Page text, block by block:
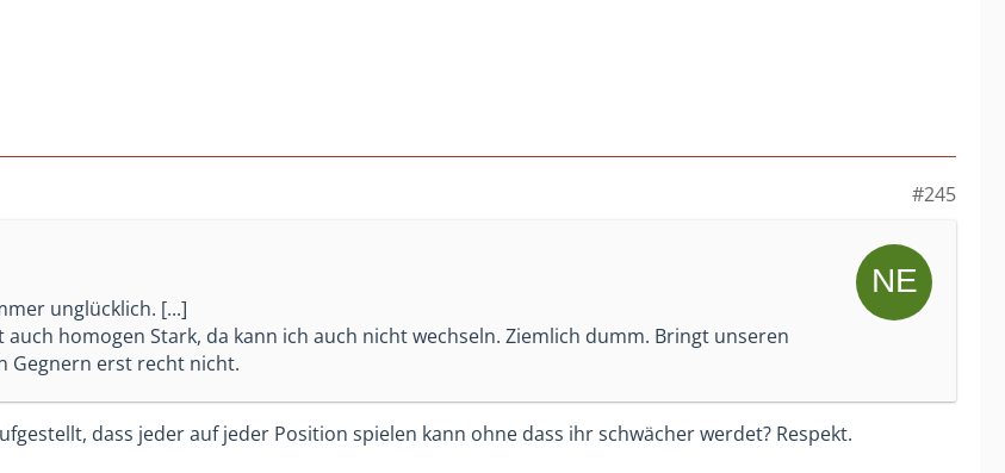
#245
unglücklich. [...]
homogen Stark, da kann ich auch nicht wechseln. Ziemlich dumm. Bringt unseren
Gegnern erst recht nicht.
dass jeder auf jeder Position spielen kann ohne dass ihr schwächer werdet? Respekt.